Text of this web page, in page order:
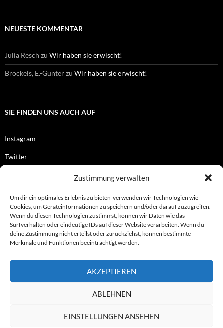
Zustimmung verwalten
Um dir ein optimales Erlebnis zu bieten, verwenden wir Technologien wie
Cookies, um Geräteinformationen zu speichern und/oder darauf zuzugreifen.
Wenn du diesen Technologien zustimmst, können wir Daten wie das
Surfverhalten oder eindeutige IDs auf dieser Website verarbeiten. Wenn du
deine Zustimmung nicht erteilst oder zurückziehst, können bestimmte
Merkmale und Funktionen beeinträchtigt werden.
AKZEPTIEREN
ABLEHNEN
EINSTELLUNGEN ANSEHEN
NEUESTE KOMMENTAR
Julia Resch zu Wir haben sie erwischt!
Bröckels, E.-Günterzu Wir haben sie erwischt!
SIE FINDEN UNS AUCH AUF
Instagram
Twitter
OFFIZIELLES
Impressum